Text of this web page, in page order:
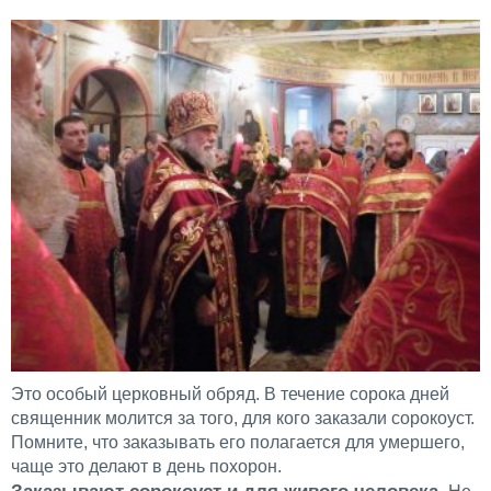
Это особый церковный обряд. В течение сорока дней
священник молится за того, для кого заказали сорокоуст.
Помните, что заказывать его полагается для умершего,
чаще это делают в день похорон.